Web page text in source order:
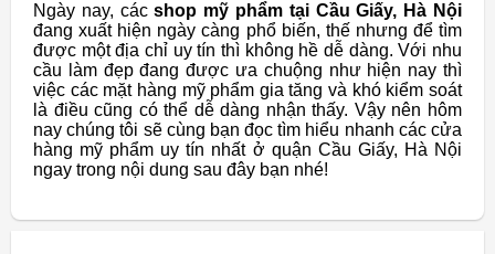
Ngày nay, cácshop mỹ phẩm tại Cầu Giấy, Hà Nội
đang xuất hiện ngày càng phổ biến, thế nhưng để tìm
được một địa chỉ uy tín thì không hề dễ dàng. Với nhu
cầu làm đẹp đang được ưa chuộng như hiện nay thì
việc các mặt hàng mỹ phẩm gia tăng và khó kiểm soát
là điều cũng có thể dễ dàng nhận thấy. Vậy nên hôm
nay chúng tôi sẽ cùng bạn đọc tìm hiểu nhanh các cửa
hàng mỹ phẩm uy tín nhất ở quận Cầu Giấy, Hà Nội
ngay trong nội dung sau đây bạn nhé!